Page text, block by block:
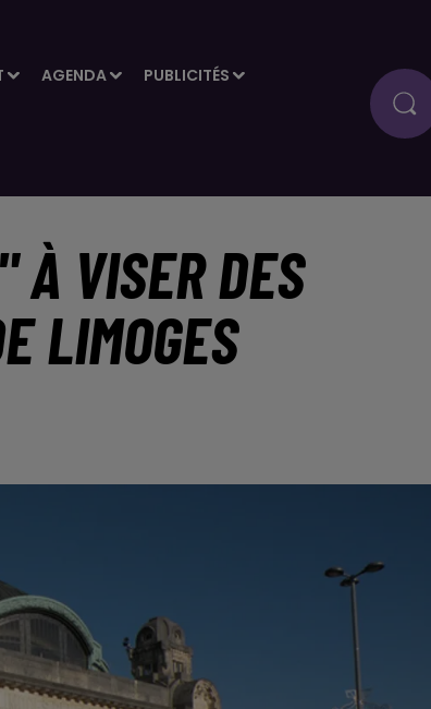
AGENDA PUBLICITÉS
À VISER DES
LIMOGES